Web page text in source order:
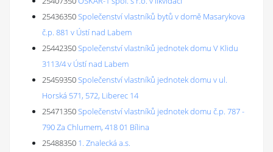
25436350Společenství vlastníků bytů v domě Masarykova
č.p. 881 v Ústí nad Labem
25442350Společenství vlastníků jednotek domu V Klidu
3113/4 v Ústí nad Labem
25459350Společenství vlastníků jednotek domu v ul.
Horská 571, 572, Liberec 14
25471350Společenství vlastníků jednotek domu č.p. 787 -
790 Za Chlumem, 418 01 Bílina
25488350 1. Znalecká a.s.